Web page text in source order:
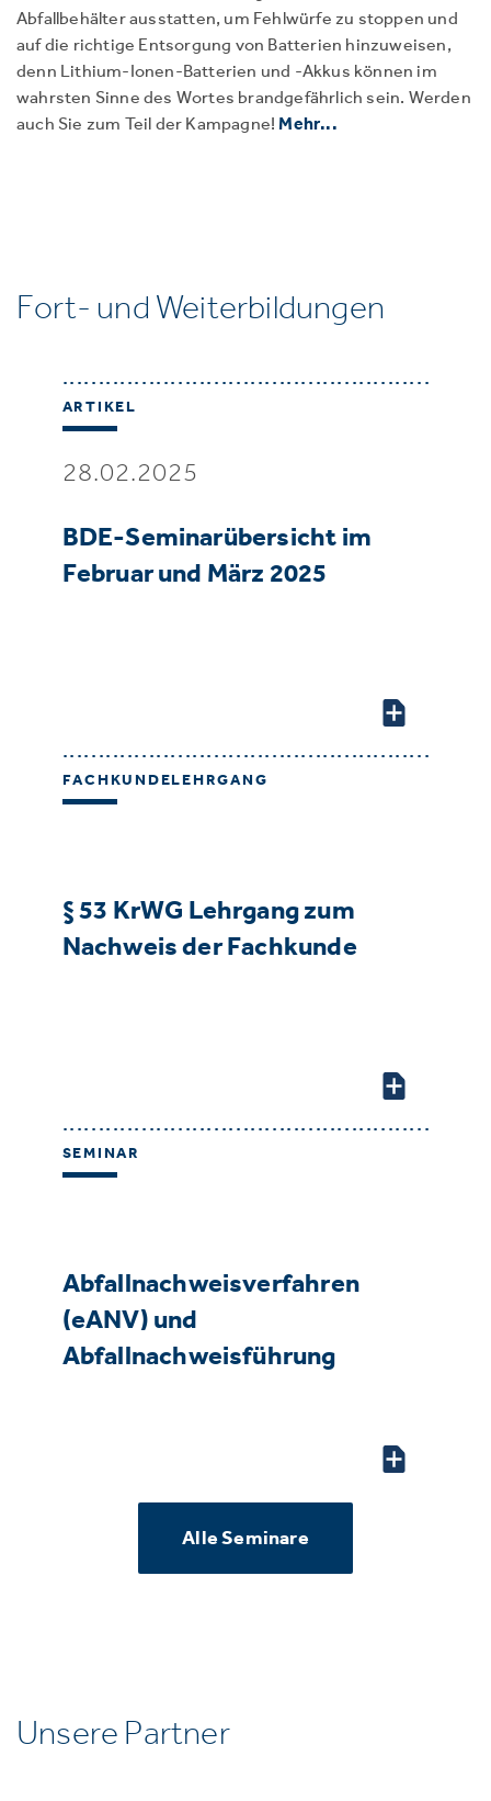
Abfallbehälter ausstatten, um Fehlwürfe zu stoppen und
auf die richtige Entsorgung von Batterien hinzuweisen,
denn Lithium-Ionen-Batterien und -Akkus können im
wahrsten Sinne des Wortes brandgefährlich sein. Werden
auch Sie zum Teil der Kampagne!Mehr...
Fort- und Weiterbildungen
ARTIKEL
28.02.2025
BDE-Seminarübersicht im
Februar und März 2025
FACHKUNDELEHRGANG
§ 53 KrWG Lehrgang zum
Nachweis der Fachkunde
SEMINAR
Abfallnachweisverfahren
(eANV) und
Abfallnachweisführung
Alle Seminare
Unsere Partner